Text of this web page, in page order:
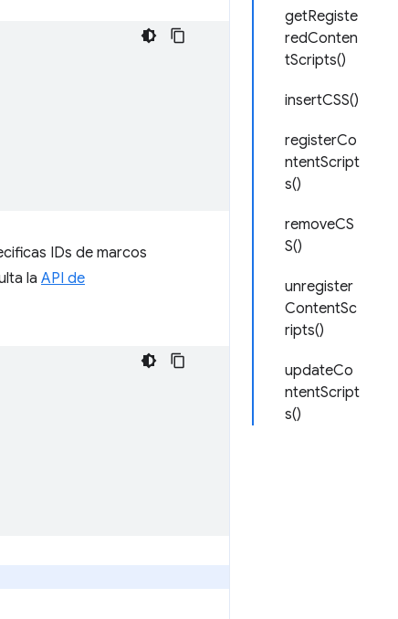
getRegiste
redConten
tScripts()
insertCSS()
registerCo
ntentScript
s()
removeCS
S()
unregister
ContentSc
ripts()
updateCo
ntentScript
s()
IDs de marcos
la API de